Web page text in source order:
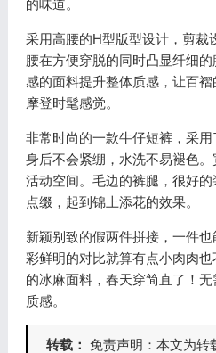
的味道。
采用高腰的H型版型设计，剪裁
腰在方便穿脱的同时凸显纤细
感的面料提升整体质感，让百
摩登时髦感觉。
非常时尚的一款牛仔短裤，采
身后不会紧绷，水洗不易褪色
活动空间。毛边的裤腿，很好
点缀，起到锦上添花的效果。
新颖别致的假两件拼接，一件
彩鲜明的对比就算有点小肉肉
的冰麻面料，春天穿简直了！
质感。
转载： 免责声明：本文为转